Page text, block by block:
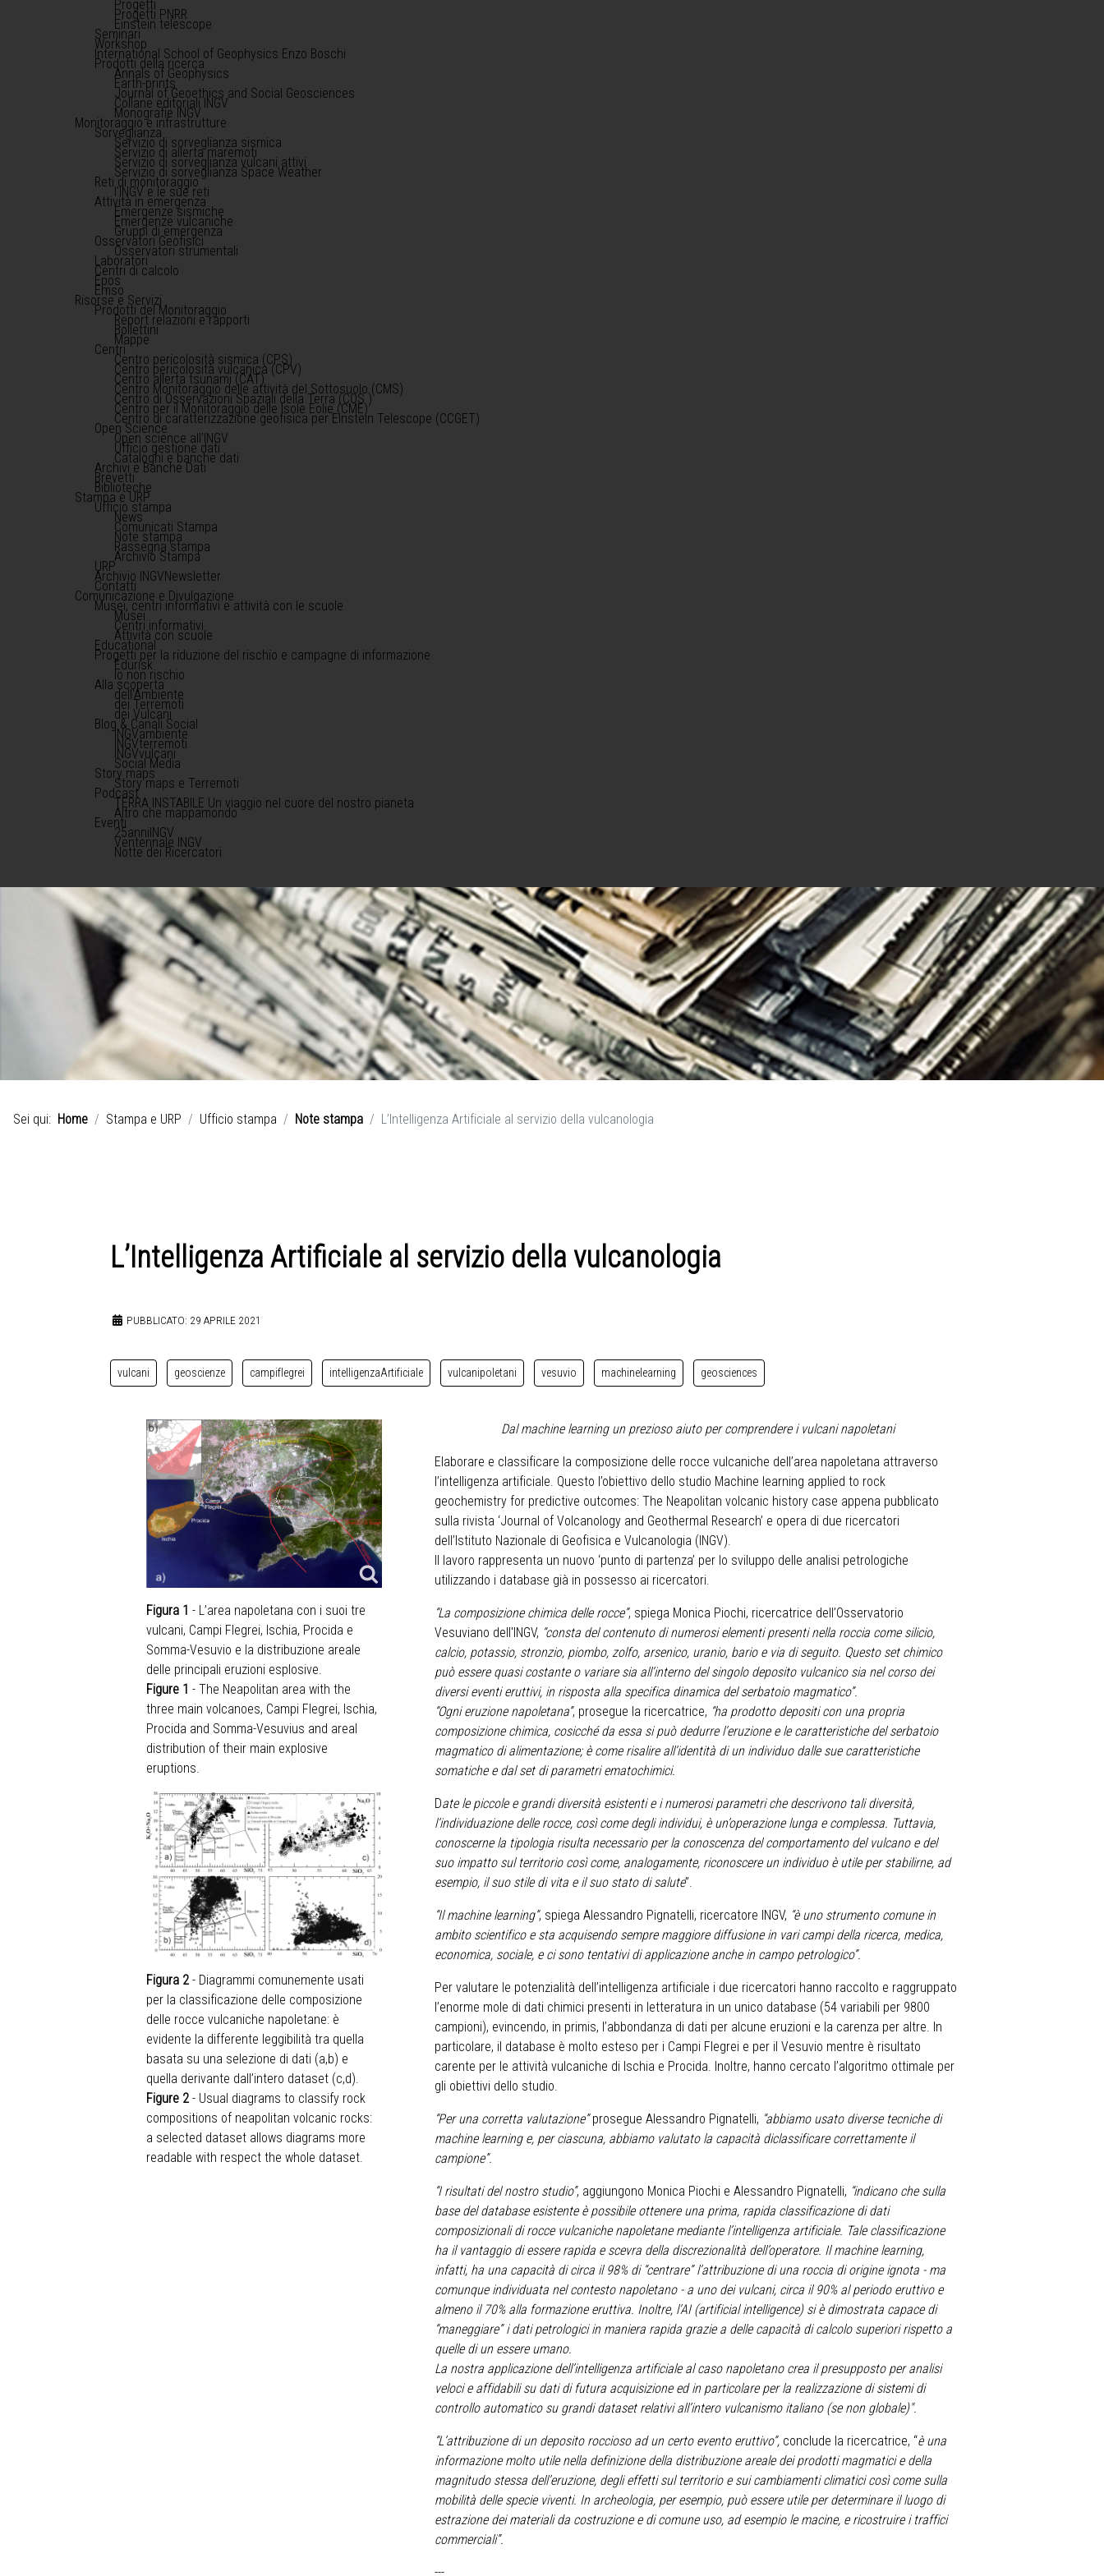
Progetti
Progetti PNRR
Einstein telescope
Seminari
Workshop
International School of Geophysics Enzo Boschi
Prodotti della ricerca
Annals of Geophysics
Earth-prints
Journal of Geoethics and Social Geosciences
Collane editoriali INGV
Monografie INGV
Monitoraggio e infrastrutture
Sorveglianza
Servizio di sorveglianza sismica
Servizio di allerta maremoti
Servizio di sorveglianza vulcani attivi
Servizio di sorveglianza Space Weather
Reti di monitoraggio
l'INGV e le sue reti
Attività in emergenza
Emergenze sismiche
Emergenze vulcaniche
Gruppi di emergenza
Osservatori Geofisici
Osservatori strumentali
Laboratori
Centri di calcolo
Epos
Emso
Risorse e Servizi
Prodotti del Monitoraggio
Report relazioni e rapporti
Bollettini
Mappe
Centri
Centro pericolosità sismica (CPS)
Centro pericolosità vulcanica (CPV)
Centro allerta tsunami (CAT)
Centro Monitoraggio delle attività del Sottosuolo (CMS)
Centro di Osservazioni Spaziali della Terra (COS )
Centro per il Monitoraggio delle Isole Eolie (CME)
Centro di caratterizzazione geofisica per Einstein Telescope (CCGET)
Open Science
Open science all'INGV
Ufficio gestione dati
Cataloghi e banche dati
Archivi e Banche Dati
Brevetti
Biblioteche
Stampa e URP
Ufficio stampa
News
Comunicati Stampa
Note stampa
Rassegna stampa
Archivio Stampa
URP
Archivio INGVNewsletter
Contatti
Comunicazione e Divulgazione
Musei, centri informativi e attività con le scuole
Musei
Centri informativi
Attività con scuole
Educational
Progetti per la riduzione del rischio e campagne di informazione
Edurisk
Io non rischio
Alla scoperta
dell'Ambiente
dei Terremoti
dei Vulcani
Blog & Canali Social
INGVambiente
INGVterremoti
INGVvulcani
Social Media
Story maps
Story maps e Terremoti
Podcast
TERRA INSTABILE Un viaggio nel cuore del nostro pianeta
Altro che mappamondo
Eventi
25anniINGV
Ventennale INGV
Notte dei Ricercatori
Sei qui: Home Stampa e URP Ufficio stampa Note stampa L’Intelligenza Artificiale al servizio della vulcanologia
L’Intelligenza Artificiale al servizio della vulcanologia
PUBBLICATO: 29 APRILE 2021
vulcani geoscienze campiflegrei intelligenzaArtificiale vulcanipoletani vesuvio machinelearning geosciences
Figura 1 - L’area napoletana con i suoi tre
vulcani, Campi Flegrei, Ischia, Procida e
Somma-Vesuvio e la distribuzione areale
delle principali eruzioni esplosive.
Figure 1 - The Neapolitan area with the
three main volcanoes, Campi Flegrei, Ischia,
Procida and Somma-Vesuvius and areal
distribution of their main explosive
eruptions.
Figura 2 - Diagrammi comunemente usati
per la classificazione delle composizione
delle rocce vulcaniche napoletane: è
evidente la differente leggibilità tra quella
basata su una selezione di dati (a,b) e
quella derivante dall’intero dataset (c,d).
Figure 2 - Usual diagrams to classify rock
compositions of neapolitan volcanic rocks:
a selected dataset allows diagrams more
readable with respect the whole dataset.
Dal machine learning un prezioso aiuto per comprendere i vulcani napoletani
Elaborare e classificare la composizione delle rocce vulcaniche dell’area napoletana attraverso
l’intelligenza artificiale. Questo l’obiettivo dello studio Machine learning applied to rock
geochemistry for predictive outcomes: The Neapolitan volcanic history case appena pubblicato
sulla rivista ‘Journal of Volcanology and Geothermal Research’ e opera di due ricercatori
dell’Istituto Nazionale di Geofisica e Vulcanologia (INGV).
Il lavoro rappresenta un nuovo ‘punto di partenza’ per lo sviluppo delle analisi petrologiche
utilizzando i database già in possesso ai ricercatori.
“La composizione chimica delle rocce”, spiega Monica Piochi, ricercatrice dell’Osservatorio
Vesuviano dell'INGV, “consta del contenuto di numerosi elementi presenti nella roccia come silicio,
calcio, potassio, stronzio, piombo, zolfo, arsenico, uranio, bario e via di seguito. Questo set chimico
può essere quasi costante o variare sia all’interno del singolo deposito vulcanico sia nel corso dei
diversi eventi eruttivi, in risposta alla specifica dinamica del serbatoio magmatico”.
“Ogni eruzione napoletana”, prosegue la ricercatrice, “ha prodotto depositi con una propria
composizione chimica, cosicché da essa si può dedurre l’eruzione e le caratteristiche del serbatoio
magmatico di alimentazione; è come risalire all’identità di un individuo dalle sue caratteristiche
somatiche e dal set di parametri ematochimici.
Date le piccole e grandi diversità esistenti e i numerosi parametri che descrivono tali diversità,
l’individuazione delle rocce, così come degli individui, è un’operazione lunga e complessa. Tuttavia,
conoscerne la tipologia risulta necessario per la conoscenza del comportamento del vulcano e del
suo impatto sul territorio così come, analogamente, riconoscere un individuo è utile per stabilirne, ad
esempio, il suo stile di vita e il suo stato di salute”.
“Il machine learning”, spiega Alessandro Pignatelli, ricercatore INGV, “è uno strumento comune in
ambito scientifico e sta acquisendo sempre maggiore diffusione in vari campi della ricerca, medica,
economica, sociale, e ci sono tentativi di applicazione anche in campo petrologico”.
Per valutare le potenzialità dell’intelligenza artificiale i due ricercatori hanno raccolto e raggruppato
l’enorme mole di dati chimici presenti in letteratura in un unico database (54 variabili per 9800
campioni), evincendo, in primis, l’abbondanza di dati per alcune eruzioni e la carenza per altre. In
particolare, il database è molto esteso per i Campi Flegrei e per il Vesuvio mentre è risultato
carente per le attività vulcaniche di Ischia e Procida. Inoltre, hanno cercato l’algoritmo ottimale per
gli obiettivi dello studio.
“Per una corretta valutazione”prosegue Alessandro Pignatelli, “abbiamo usato diverse tecniche di
machine learning e, per ciascuna, abbiamo valutato la capacità diclassificare correttamente il
campione”.
“I risultati del nostro studio”, aggiungono Monica Piochi e Alessandro Pignatelli, “indicano che sulla
base del database esistente è possibile ottenere una prima, rapida classificazione di dati
composizionali di rocce vulcaniche napoletane mediante l’intelligenza artificiale. Tale classificazione
ha il vantaggio di essere rapida e scevra della discrezionalità dell’operatore. Il machine learning,
infatti, ha una capacità di circa il 98% di “centrare” l’attribuzione di una roccia di origine ignota - ma
comunque individuata nel contesto napoletano - a uno dei vulcani, circa il 90% al periodo eruttivo e
almeno il 70% alla formazione eruttiva. Inoltre, l’AI (artificial intelligence) si è dimostrata capace di
“maneggiare” i dati petrologici in maniera rapida grazie a delle capacità di calcolo superiori rispetto a
quelle di un essere umano.
La nostra applicazione dell’intelligenza artificiale al caso napoletano crea il presupposto per analisi
veloci e affidabili su dati di futura acquisizione ed in particolare per la realizzazione di sistemi di
controllo automatico su grandi dataset relativi all’intero vulcanismo italiano (se non globale)".
“L’attribuzione di un deposito roccioso ad un certo evento eruttivo”,conclude la ricercatrice, “è una
informazione molto utile nella definizione della distribuzione areale dei prodotti magmatici e della
magnitudo stessa dell’eruzione, degli effetti sul territorio e sui cambiamenti climatici così come sulla
mobilità delle specie viventi. In archeologia, per esempio, può essere utile per determinare il luogo di
estrazione dei materiali da costruzione e di comune uso, ad esempio le macine, e ricostruire i traffici
commerciali”.
---